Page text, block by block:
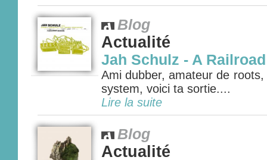
Blog
Actualité
Jah Schulz - A
Ami dubber, amateur de
system, voici ta sortie....
Lire la suite
Blog
Actualité